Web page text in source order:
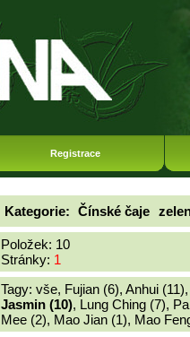
Registrace
Kategorie: Čínské čaje
Položek: 10
Stránky: 1
Tagy: vše, Fujian (6), Anhui (11)
Jasmin (10), Lung Ching (7),
Mee (2), Mao Jian (1), Mao